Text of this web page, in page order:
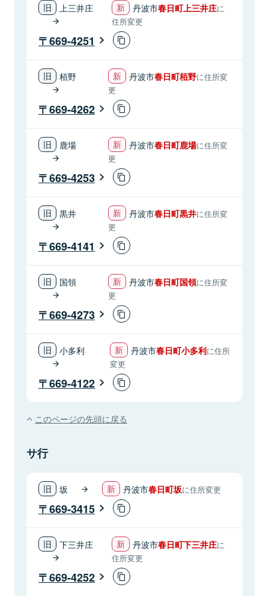
上三井庄 丹波市春日町上三井庄に
住所変更
669-4251
栢野 丹波市春日町栢野に住所変
更
669-4262
鹿場 丹波市春日町鹿場に住所変
更
669-4253
黒井 丹波市春日町黒井に住所変
更
669-4141
国領 丹波市春日町国領に住所変
更
669-4273
小多利 丹波市春日町小多利に住所
変更
669-4122
このページの先頭に戻る
サ行
坂 丹波市春日町坂に住所変更
669-3415
下三井庄 丹波市春日町下三井庄に
住所変更
669-4252